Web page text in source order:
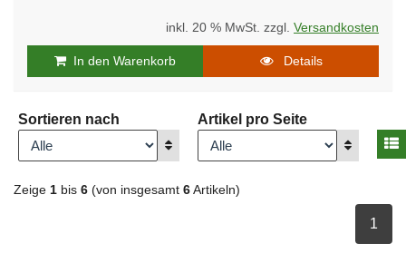
inkl. 20 % MwSt. zzgl. Versandkosten
In den Warenkorb Details
Sortieren nach
Anzeigen
Artikel pro Seite
Anzeigen
Zeige 1 bis 6 (von insgesamt 6 Artikeln)
1